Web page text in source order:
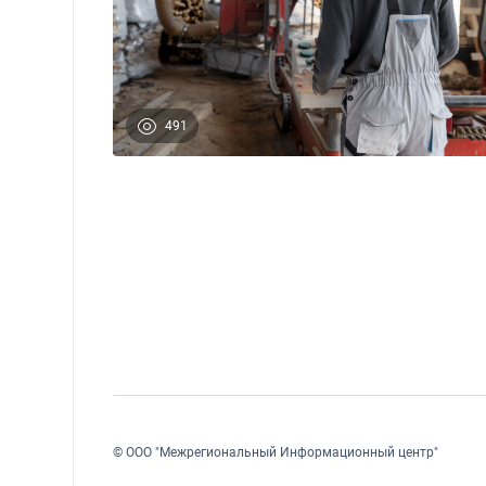
491
© ООО "Межрегиональный Информационный центр"